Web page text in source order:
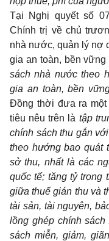
Tại Nghị quyết số
Chính trị về chủ
nhà nước, quản lý nợ
gia an toàn, bền
sách nhà nước theo
gia an toàn, bền
Đồng thời đưa ra một
tiêu nêu trên là tập
chính sách thu gắn
theo hướng bao quát
sở thu, nhất là các
quốc tế; tăng tỷ trọng
giữa thuế gián thu và
tài sản, tài nguyên,
lồng ghép chính
sách miễn, giảm,